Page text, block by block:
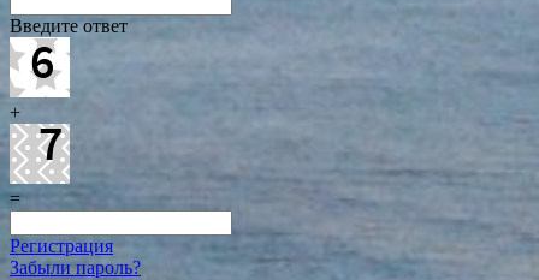
Введите ответ
+
=
Регистрация
Забыли пароль?